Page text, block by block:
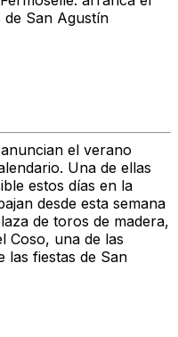
de San Agustín
el verano
Una de ellas
estos días en la
desde esta semana
de toros de madera,
Coso, una de las
las fiestas de San